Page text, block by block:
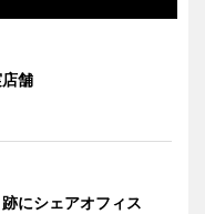
舗
にシェアオフィス